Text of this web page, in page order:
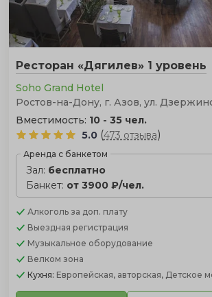
Ресторан «Дягилев» 1 уровень
Soho Grand Hotel
Ростов-на-Дону, г. Азов, ул.
Вместимость: 10 - 35 чел.
5.0 (473 отзыва)
Аренда с банкетом
Зал: бесплатно
Банкет: от 3900 ₽/чел.
Алкоголь за доп. плату
Выездная регистрация
Музыкальное оборудование
Велком зона
Кухня: Европейская, авторская, Детское